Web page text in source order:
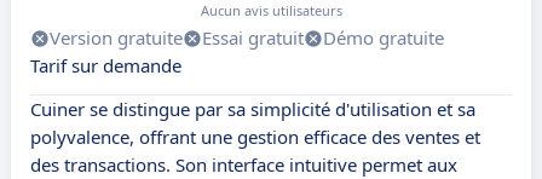
Aucun avis utilisateurs
Version gratuite Essai gratuit
Démo gratuite
Tarif sur demande
Cuiner se distingue par sa simplicité d'utilisation et sa
polyvalence, offrant une gestion efficace des ventes et
des transactions. Son interface intuitive permet aux